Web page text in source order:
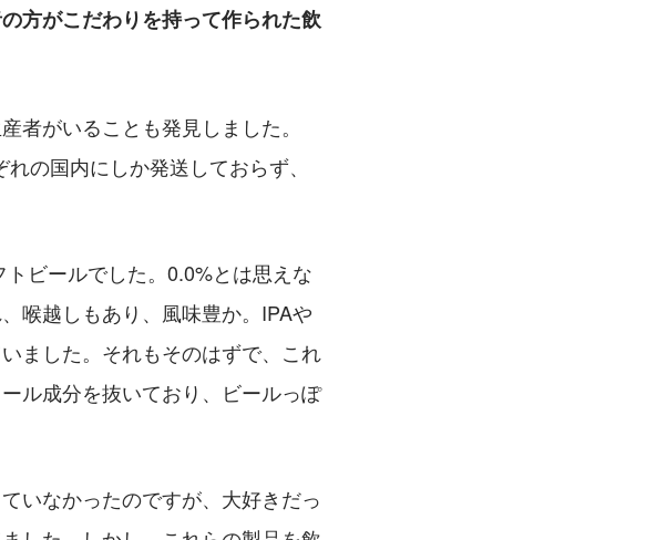
方がこだわりを持って作られた飲
者がいることも発見しました。
の国内にしか発送しておらず、
ビールでした。0.0%とは思えな
喉越しもあり、風味豊か。IPAや
ました。それもそのはずで、これ
ル成分を抜いており、ビールっぽ
いなかったのですが、大好きだっ